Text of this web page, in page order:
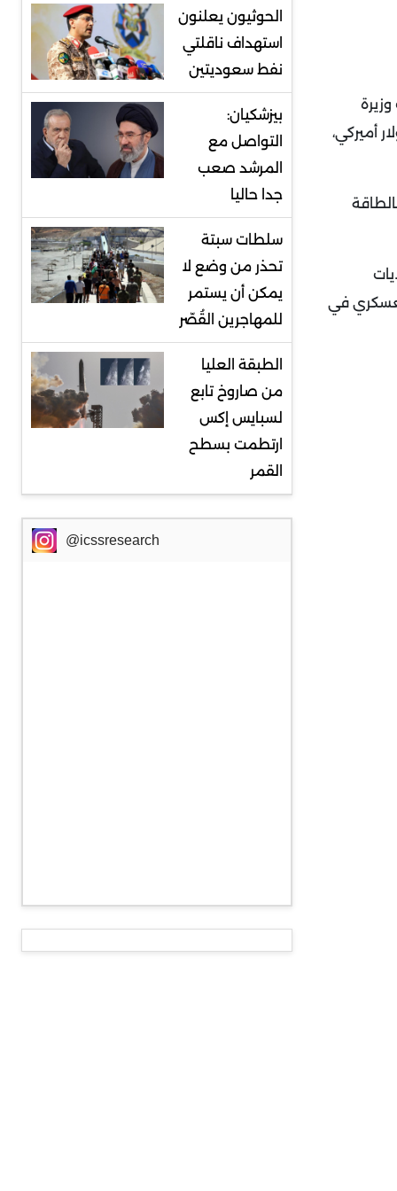
الحكومية، إنّ بلادها ستزيد نفقاتها الدفاعية إلى 73 مليار دولار أميركي،
في
الحوثيون يعلنون
استهداف ناقلتي
نفط سعوديتين
بيزشكيان:
التواصل مع
المرشد صعب
جدا حاليا
سلطات سبتة
تحذر من وضع لا
يمكن أن يستمر
للمهاجرين القُصّر
الطبقة العليا
من صاروخ تابع
لسبايس إكس
ارتطمت بسطح
القمر
@icssresearch